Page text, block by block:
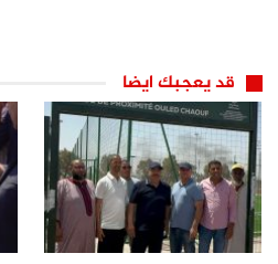
قد يعجبك ايضا